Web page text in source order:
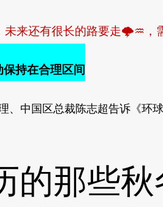
来还有很长的路要走🌩♒，
持在合理区间
中国区总裁陈志超告诉《环
那些秋